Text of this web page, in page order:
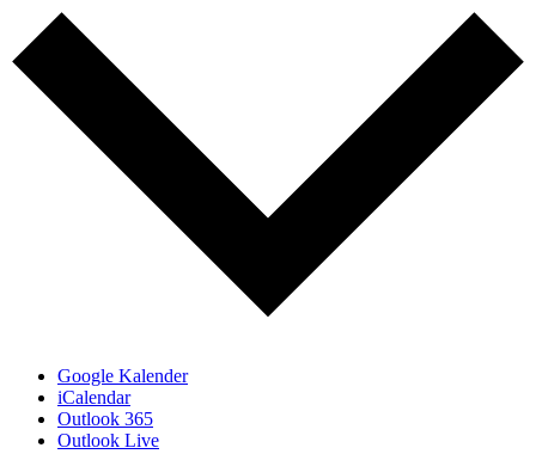
Google Kalender
iCalendar
Outlook 365
Outlook Live